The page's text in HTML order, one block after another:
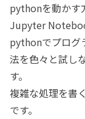
pythonを動かす
Jupyter
pythonでプログ
法を色々と試し
す。
複雑な処理を書
です。